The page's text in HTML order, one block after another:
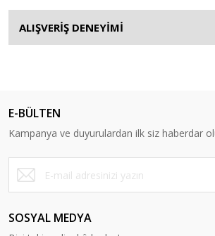
ALIŞVERİŞ DENEYİMİ
E-BÜLTEN
Kampanya ve duyurulardan ilk siz haberdar
SOSYAL MEDYA